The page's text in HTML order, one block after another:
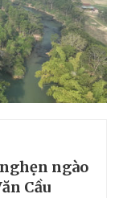
ngào
Cầu